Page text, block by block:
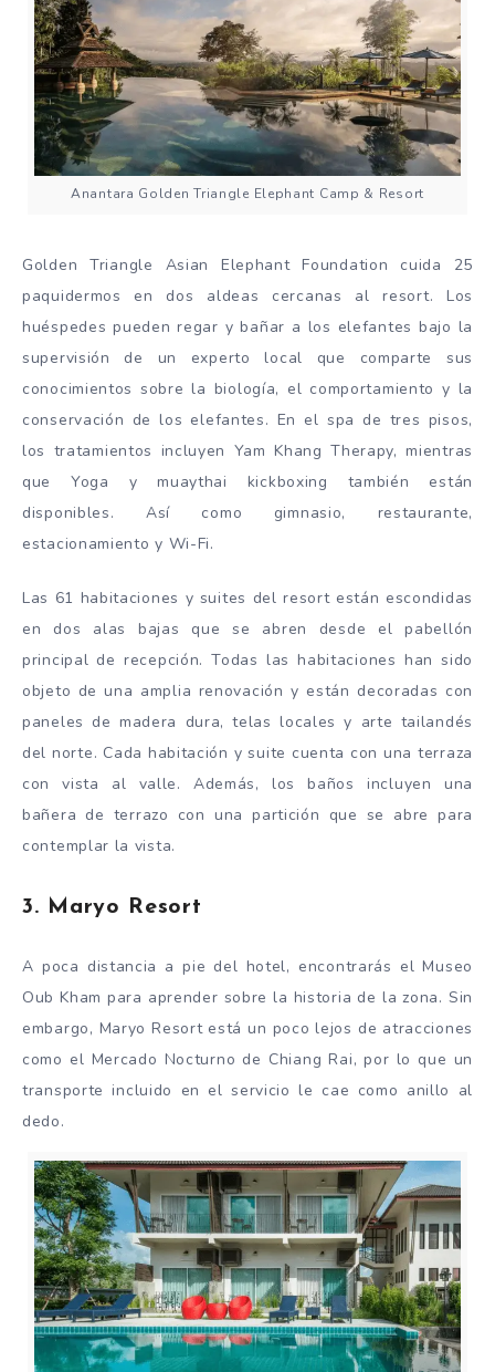
Anantara Golden Triangle Elephant Camp & Resort
Golden Triangle Asian Elephant Foundation cuida 25
paquidermos en dos aldeas cercanas al resort. Los
huéspedes pueden regar y bañar a los elefantes bajo la
supervisión de un experto local que comparte sus
conocimientos sobre la biología, el comportamiento y la
conservación de los elefantes. En el spa de tres pisos,
los tratamientos incluyen Yam Khang Therapy, mientras
que Yoga y muaythai kickboxing también están
disponibles. Así como gimnasio, restaurante,
estacionamiento y Wi-Fi.
Las 61 habitaciones y suites del resort están escondidas
en dos alas bajas que se abren desde el pabellón
principal de recepción. Todas las habitaciones han sido
objeto de una amplia renovación y están decoradas con
paneles de madera dura, telas locales y arte tailandés
del norte. Cada habitación y suite cuenta con una terraza
con vista al valle. Además, los baños incluyen una
bañera de terrazo con una partición que se abre para
contemplar la vista.
3. Maryo Resort
A poca distancia a pie del hotel, encontrarás el Museo
Oub Kham para aprender sobre la historia de la zona. Sin
embargo, Maryo Resort está un poco lejos de atracciones
como el Mercado Nocturno de Chiang Rai, por lo que un
transporte incluido en el servicio le cae como anillo al
dedo.